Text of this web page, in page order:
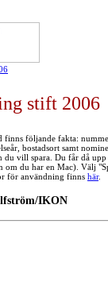
stift 2006
finns följande fakta:
bostadsort samt
du vill spara. Du får då
om du har en Mac). Välj
för användning finns här.
IKON